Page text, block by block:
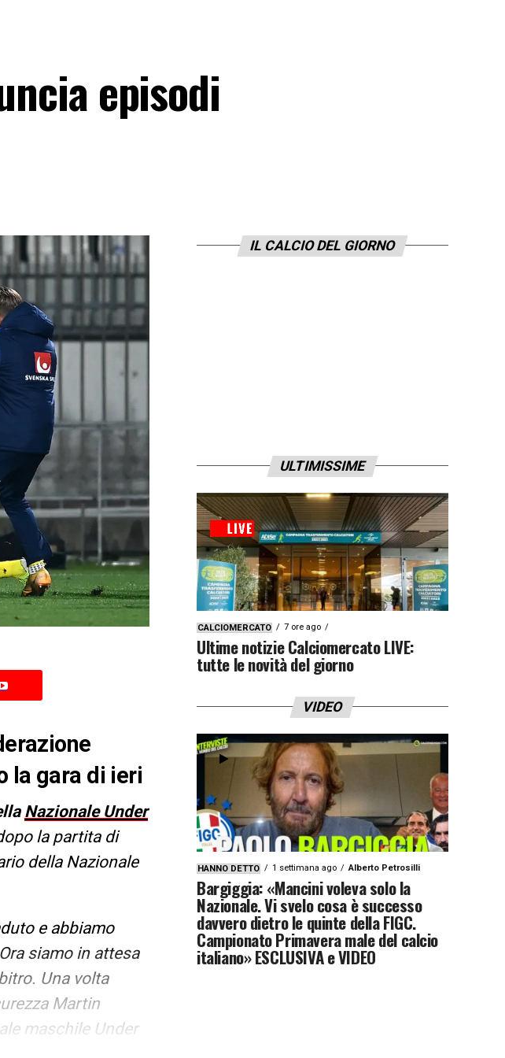
episodi
la gara di ieri
Nazionale Under
la partita di
della Nazionale
e abbiamo
siamo in attesa
Una volta
Martin
maschile Under
IL CALCIO DEL GIORNO
ULTIMISSIME
CALCIOMERCATO 7 ore ago
Ultime notizie Calciomercato LIVE:
tutte le novità del giorno
VIDEO
HANNO DETTO 1 settimana ago Alberto Petrosilli
Bargiggia: «Mancini voleva solo la
Nazionale. Vi svelo cosa è successo
davvero dietro le quinte della FIGC.
Campionato Primavera male del calcio
italiano» ESCLUSIVA e VIDEO